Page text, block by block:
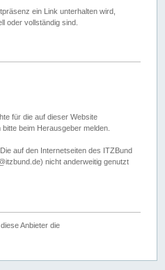
ein Link unterhalten wird,
oder vollständig sind.
für die auf dieser Website
beim Herausgeber melden.
auf den Internetseiten des ITZBund
nicht anderweitig genutzt
Anbieter die